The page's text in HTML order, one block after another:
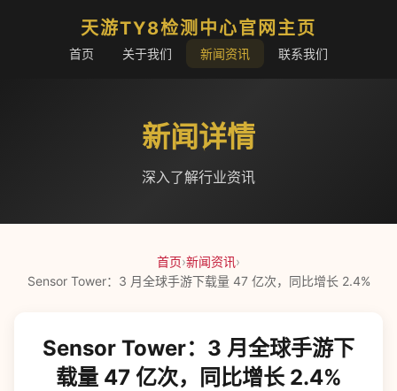
天游TY8检测中心官网主页
首页 关于我们 新闻资讯 联系我们
新闻详情
深入了解行业资讯
首页›新闻资讯›
Sensor Tower：3 月全球手游下载量 47 亿次，同比增长 2.4%
Sensor Tower：3 月全球手游下
载量 47 亿次，同比增长 2.4%